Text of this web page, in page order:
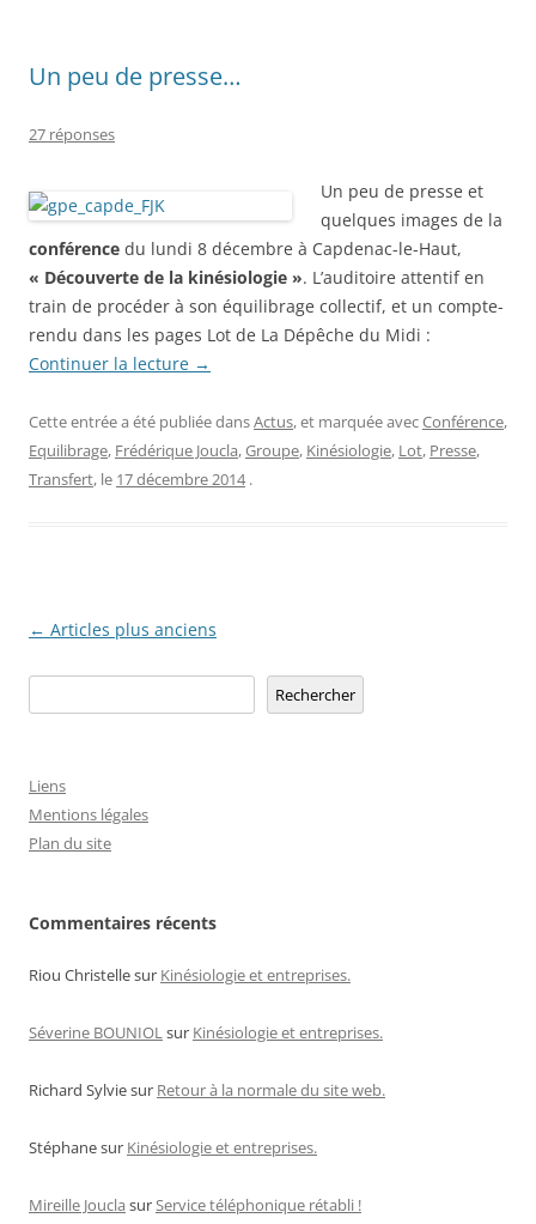
Un peu de presse…
27 réponses
Un peu de presse et
quelques images de la
conférence du lundi 8 décembre à Capdenac-le-Haut,
« Découverte de la kinésiologie ». L’auditoire attentif en
train de procéder à son équilibrage collectif, et un compte-
rendu dans les pages Lot de La Dépêche du Midi :
Continuer la lecture →
Cette entrée a été publiée dansActus, et marquée avecConférence,
Equilibrage, Frédérique Joucla,Groupe, Kinésiologie, Lot, Presse,
Transfert, le 17 décembre 2014 .
Navigation
← Articles plus anciens
Rechercher
Liens
Mentions légales
Plan du site
Commentaires récents
Riou Christellesur Kinésiologie et entreprises.
Séverine BOUNIOLsur Kinésiologie et entreprises.
Richard Sylviesur Retour à la normale du site web.
Stéphanesur Kinésiologie et entreprises.
Mireille Joucla surService téléphonique rétabli !